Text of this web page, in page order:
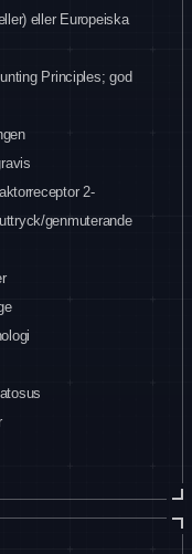
eller Europeiska
Principles; god
2-
genmuterande